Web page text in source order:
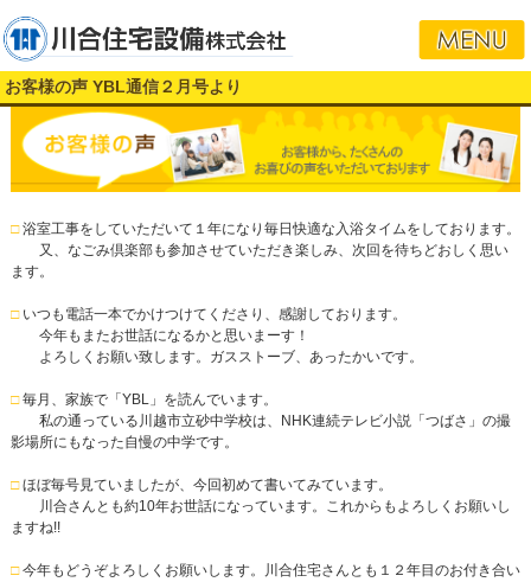
お客様の声 YBL通信２月号より
□浴室工事をしていただいて１年になり毎日快適な入浴タイムをしております。
又、なごみ倶楽部も参加させていただき楽しみ、次回を待ちどおしく思い
ます。
□いつも電話一本でかけつけてくださり、感謝しております。
今年もまたお世話になるかと思いまーす！
よろしくお願い致します。ガスストーブ、あったかいです。
□毎月、家族で「YBL」を読んでいます。
私の通っている川越市立砂中学校は、NHK連続テレビ小説「つばさ」の撮
影場所にもなった自慢の中学です。
□ほぼ毎号見ていましたが、今回初めて書いてみています。
川合さんとも約10年お世話になっています。これからもよろしくお願いし
ますね!!
□今年もどうぞよろしくお願いします。川合住宅さんとも１２年目のお付き合い